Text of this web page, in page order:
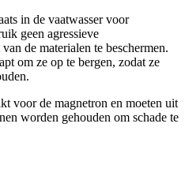
in de vaatwasser voor
geen agressieve
de materialen te beschermen.
om ze op te bergen, zodat ze
voor de magnetron en moeten uit
worden gehouden om schade te